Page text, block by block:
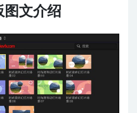
图文介绍